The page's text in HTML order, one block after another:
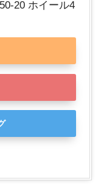
20 ホイール4